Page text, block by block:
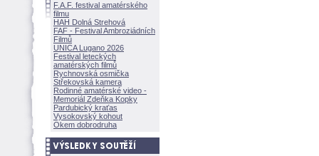
F.A.F. festival amatérského
filmu
HAH Dolná Strehov
FAF - Festival Ambroziádních
Filmů
UNICA Lugano 2026
Festival leteckých
amatérských filmů
Rychnovská osmička
Střekovská kamera
Rodinné amatérské video -
Memoriál Zdeňka Kopky
Pardubický kraťas
Vysokovský kohout
Okem dobrodruha